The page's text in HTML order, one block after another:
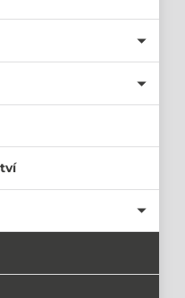
PŘIHLÁSIT SE
nastavit nové heslo